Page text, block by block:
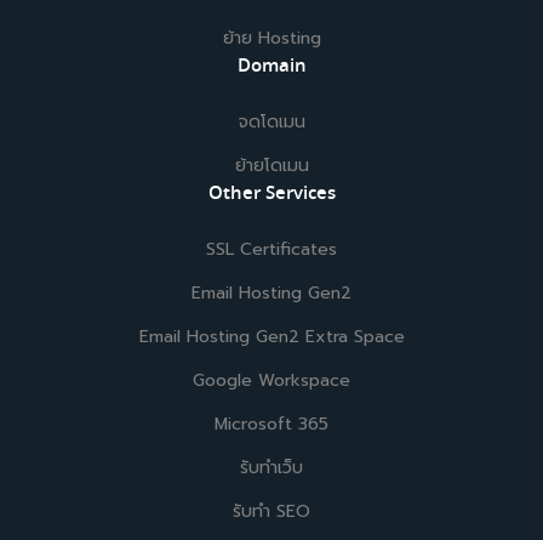
ย้าย Hosting
Domain
จดโดเมน
ย้ายโดเมน
Other Services
SSL Certificates
Email Hosting Gen2
Email Hosting Gen2 Extra Space
Google Workspace
Microsoft 365
รับทำเว็บ
รับทำ SEO